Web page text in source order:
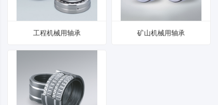
工程机械用轴承 矿山机械用轴承